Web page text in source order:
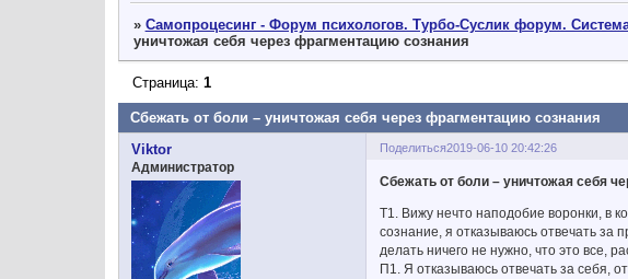
» Самопроцесинг - Форум психологов. Турбо-Суслик форум.
уничтожая себя через фрагментацию сознания
Сбежать от боли – уничтожая себя через фрагментацию сознания
Страница: 1
Поделиться2019-06-10 20:42:26
Viktor
Администратор
Сбежать от боли – уничтожая себя
Т1. Вижу нечто наподобие воронки, в
сознание, я отказываюсь отвечать за
делать ничего не нужно, что это все,
П1. Я отказываюсь отвечать за себя,